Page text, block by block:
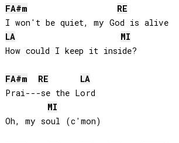
FA#m
RE
I won't be quiet, my God is alive
LA
MI
How could I keep it inside?
FA#m RE
LA
Prai---se the Lord
MI
Oh, my soul (c'mon)